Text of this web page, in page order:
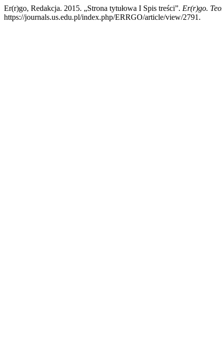
Er(r)go, Redakcja. 2015. „Strona tytułowa I Spis treści”. Er(r)go.
https://journals.us.edu.pl/index.php/ERRGO/article/view/2791.